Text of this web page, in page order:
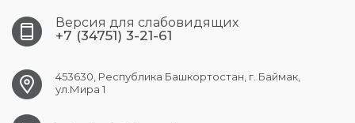
Версия для слабовидящих
+7 (34751) 3-21-61
453630, Республика Башкортостан, г. Баймак,
ул.Мира 1